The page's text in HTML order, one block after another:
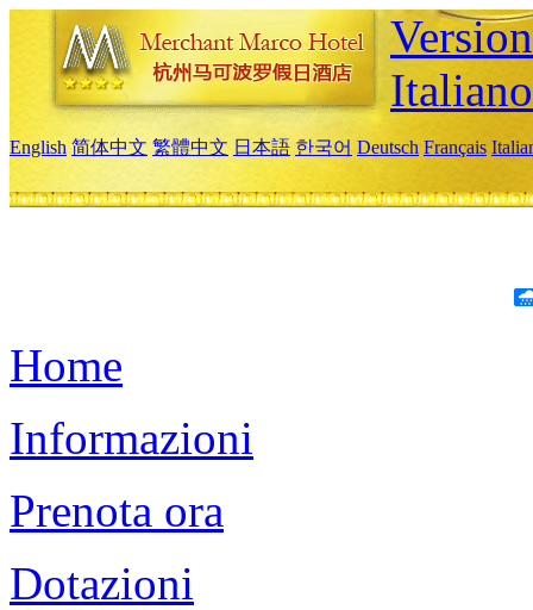
Italiano
English 简体中文 繁體中文 日本語 한국어 Deutsch Français
Home
Informazioni
Prenota ora
Dotazioni